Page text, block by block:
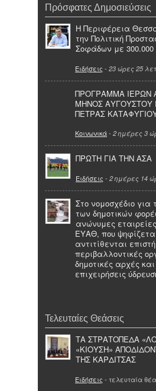
Πρόσφατες Δημοσιεύσεις
Η Περιφέρεια
την Πολιτική
Σοφάδων με 300.000
Ειδήσεις - 23 ώρες 25
ΠΡΟΓΡΑΜΜΑ ΙΕΡΩΝ
ΜΗΝΟΣ ΑΥΓΟΥΣΤΟΥ
ΠΕΤΡΑΣ
Κοινωνικά- 2 ημέρες 3
ΠΡΩΤΗ ΓΙΑ ΤΗΝ ΑΣΑ
Ειδήσεις - 2 ημέρες 14
Στο νομοσχέδιο
των δημοτικών
ανώνυμες
ΕΥΑΘ, που
αντιτίθενται
περιβαλλοντικές
δημοτικές αρχές
επιχειρήσεις
Τελευταίες Θεάσεις
ΤΑ ΣΤΡΑΤΟΠΕΔΑ
«ΚΙΟΥΣΗ»
ΤΗΣ ΚΑΡΔΙΤΣΑΣ
Ειδήσεις - τελευταία